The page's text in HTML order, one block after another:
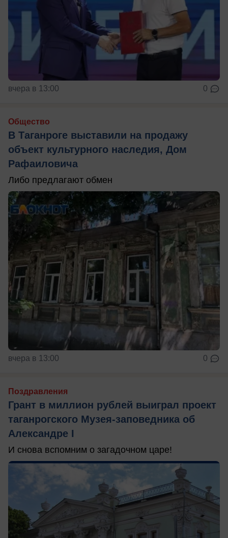
вчера в 13:00 0
Общество
В Таганроге выставили на продажу
объект культурного наследия, Дом
Рафаиловича
Либо предлагают обмен
вчера в 13:00 0
Поздравления
Грант в миллион рублей выиграл проект
таганрогского Музея-заповедника об
Александре I
И снова вспомним о загадочном царе!